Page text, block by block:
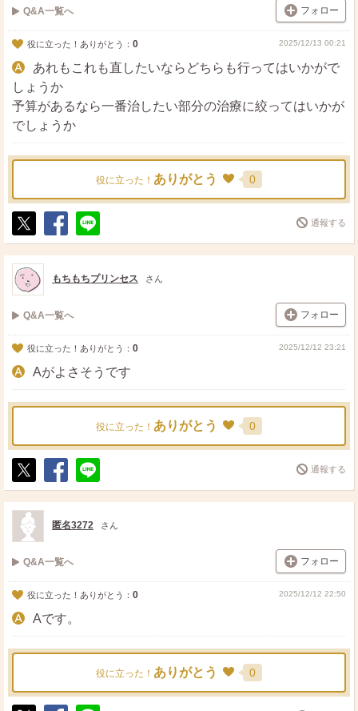
Q&A一覧へ フォロー
役に立った！ありがとう： 0 2025/12/13 00:21
あれもこれも直したいならどちらも行ってはいかがで
しょうか
予算があるなら一番治したい部分の治療に絞ってはいかが
でしょうか
役に立った！ ありがとう 0
ポ
ス
ト
シ
ェ
送
る
通報する
もちもちプリンセス さん
Q&A一覧へ フォロー
役に立った！ありがとう： 0 2025/12/12 23:21
Aがよさそうです
役に立った！ ありがとう 0
ポ
ス
ト
シ
ェ
送
る
通報する
匿名3272 さん
Q&A一覧へ フォロー
役に立った！ありがとう： 0 2025/12/12 22:50
Aです。
役に立った！ ありがとう 0